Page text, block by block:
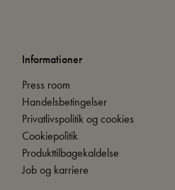
Informationer
Press room
Handelsbetingelser
Privatlivspolitik og cookies
Cookiepolitik
Produkttilbagekaldelse
Job og karriere